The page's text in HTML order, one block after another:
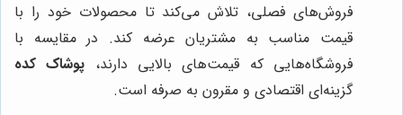
فروش‌های فصلی، تلاش می‌کند تا محصولات خود را با
قیمت مناسب به مشتریان عرضه کند. در مقایسه با
فروشگاه‌هایی که قیمت‌های بالایی دارند، پوشاک کده
گزینه‌ای اقتصادی و مقرون به صرفه است.